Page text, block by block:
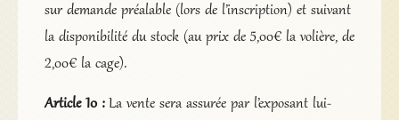
sur demande préalable (lors de l’inscription) et suivant
la disponibilité du stock (au prix de 5,00€ la volière, de
2,00€ la cage).
Article 10 : La vente sera assurée par l’exposant lui-